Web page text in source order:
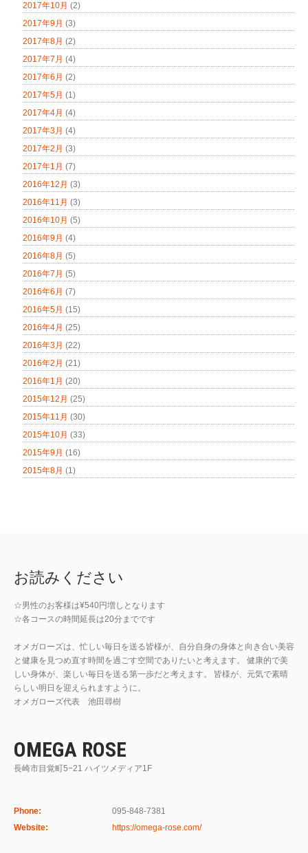
2017年10月 (2)
2017年9月 (3)
2017年8月 (2)
2017年7月 (4)
2017年6月 (2)
2017年5月 (1)
2017年4月 (4)
2017年3月 (4)
2017年2月 (3)
2017年1月 (7)
2016年12月 (3)
2016年11月 (3)
2016年10月 (5)
2016年9月 (4)
2016年8月 (5)
2016年7月 (5)
2016年6月 (7)
2016年5月 (15)
2016年4月 (25)
2016年3月 (22)
2016年2月 (21)
2016年1月 (20)
2015年12月 (25)
2015年11月 (30)
2015年10月 (33)
2015年9月 (16)
2015年8月 (1)
お読みください
☆男性のお客様は¥540円増しとなります
☆各コースの時間延長は20分までです
オメガローズは、忙しい毎日を送る皆様が、自分自身の身体と向き合い美容
と健康を見つめ直す時間を過ごす空間でありたいと考えます。 健康的で美
しい身体が、楽しい毎日を送る第一歩だと考えます。 皆様が、元気で素晴
らしい明日を迎えられますように。
オメガローズ代表 池田尋樹
OMEGA ROSE
長崎市目覚町5−21 ハイツメディア1F
Phone:
095-848-7381
Website:
https://omega-rose.com/